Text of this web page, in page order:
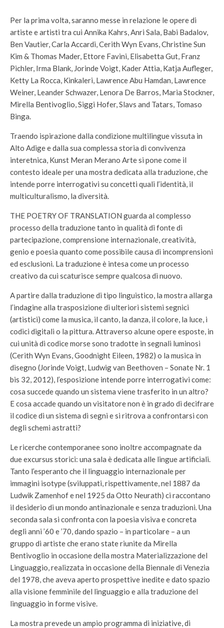
Per la prima volta, saranno messe in relazione le opere di
artiste e artisti tra cui Annika Kahrs, Anri Sala, Babi Badalov,
Ben Vautier, Carla Accardi, Cerith Wyn Evans, Christine Sun
Kim & Thomas Mader, Ettore Favini, Elisabetta Gut, Franz
Pichler, Irma Blank, Jorinde Voigt, Kader Attia, Katja Aufleger,
Ketty La Rocca, Kinkaleri, Lawrence Abu Hamdan, Lawrence
Weiner, Leander Schwazer, Lenora De Barros, Maria Stockner,
Mirella Bentivoglio, Siggi Hofer, Slavs and Tatars, Tomaso
Binga.
Traendo ispirazione dalla condizione multilingue vissuta in
Alto Adige e dalla sua complessa storia di convivenza
interetnica, Kunst Meran Merano Arte si pone come il
contesto ideale per una mostra dedicata alla traduzione, che
intende porre interrogativi su concetti quali l’identità, il
multiculturalismo, la diversità.
THE POETRY OF TRANSLATION guarda al complesso
processo della traduzione tanto in qualità di fonte di
partecipazione, comprensione internazionale, creatività,
genio e poesia quanto come possibile causa di incomprensioni
ed esclusioni. La traduzione è intesa come un processo
creativo da cui scaturisce sempre qualcosa di nuovo.
A partire dalla traduzione di tipo linguistico, la mostra allarga
l’indagine alla trasposizione di ulteriori sistemi segnici
(artistici) come la musica, il canto, la danza, il colore, la luce, i
codici digitali o la pittura. Attraverso alcune opere esposte, in
cui unità di codice morse sono tradotte in segnali luminosi
(Cerith Wyn Evans, Goodnight Eileen, 1982) o la musica in
disegno (Jorinde Voigt, Ludwig van Beethoven – Sonate Nr. 1
bis 32, 2012), l’esposizione intende porre interrogativi come:
cosa succede quando un sistema viene trasferito in un altro?
E cosa accade quando un visitatore non è in grado di decifrare
il codice di un sistema di segni e si ritrova a confrontarsi con
degli schemi astratti?
Le ricerche contemporanee sono inoltre accompagnate da
due excursus storici: una sala è dedicata alle lingue artificiali.
Tanto l’esperanto che il linguaggio internazionale per
immagini isotype (sviluppati, rispettivamente, nel 1887 da
Ludwik Zamenhof e nel 1925 da Otto Neurath) ci raccontano
il desiderio di un mondo antinazionale e senza traduzioni. Una
seconda sala si confronta con la poesia visiva e concreta
degli anni ’60 e ’70, dando spazio – in particolare – a un
gruppo di artiste che erano state riunite da Mirella
Bentivoglio in occasione della mostra Materializzazione del
Linguaggio, realizzata in occasione della Biennale di Venezia
del 1978, che aveva aperto prospettive inedite e dato spazio
alla visione femminile del linguaggio e alla traduzione del
linguaggio in forme visive.
La mostra prevede un ampio programma di iniziative, di